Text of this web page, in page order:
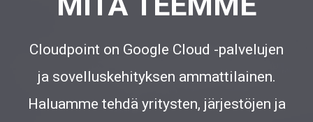
Cloudpoint on Google Cloud -palvelujen
ja sovelluskehityksen ammattilainen.
Haluamme tehdä yritysten, järjestöjen ja